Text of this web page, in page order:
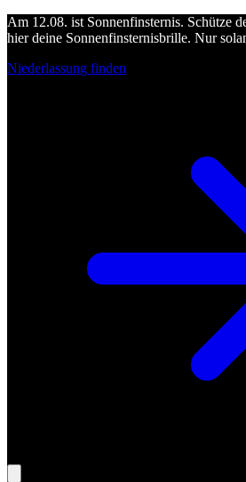
Am 12.08. ist Sonnenfinsternis. Schütze
hier deine Sonnenfinsternisbrille. Nur
Niederlassung finden